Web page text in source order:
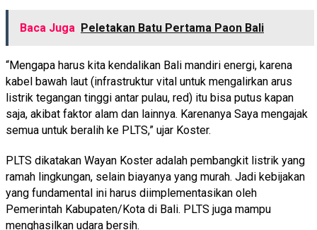
Baca Juga Peletakan Batu Pertama Paon Bali
“Mengapa harus kita kendalikan Bali mandiri energi, karena
kabel bawah laut (infrastruktur vital untuk mengalirkan arus
listrik tegangan tinggi antar pulau, red) itu bisa putus kapan
saja, akibat faktor alam dan lainnya. Karenanya Saya mengajak
semua untuk beralih ke PLTS,” ujar Koster.
PLTS dikatakan Wayan Koster adalah pembangkit listrik yang
ramah lingkungan, selain biayanya yang murah. Jadi kebijakan
yang fundamental ini harus diimplementasikan oleh
Pemerintah Kabupaten/Kota di Bali. PLTS juga mampu
menghasilkan udara bersih.